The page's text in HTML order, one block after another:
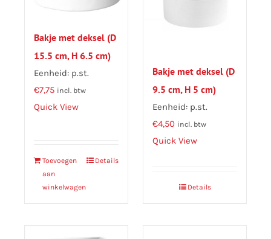
Bakje met deksel (D
15.5 cm, H 6.5 cm)
Eenheid: p.st.
€7,75 incl. btw
Quick View
Toevoegen
aan
winkelwagen
Details
Bakje met deksel (D
9.5 cm, H 5 cm)
Eenheid: p.st.
€4,50 incl. btw
Quick View
Details